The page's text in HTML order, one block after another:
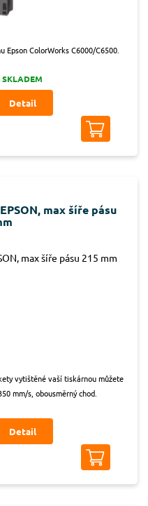
ColorWorks C6000/C6500.
SKLADEM
Detail
max šíře pásu
vytištěné vaší tiskárnou můžete
mm/s, obousměrný chod.
Detail